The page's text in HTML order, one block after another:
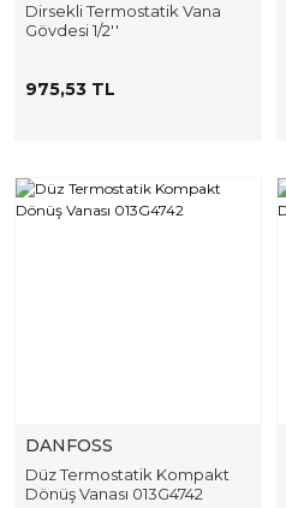
Dirsekli Termostatik Vana
Gövdesi 1/2''
975,53 TL
DANFOSS
Düz Termostatik Kompakt
Dönüş Vanası 013G4742